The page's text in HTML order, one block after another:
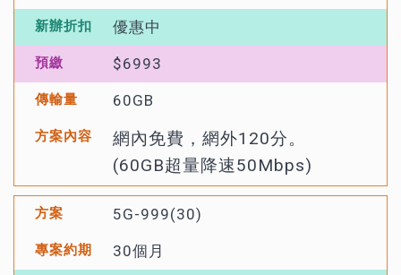
優惠中
$6993
60GB
網內免費，網外120分。
(60GB超量降速50Mbps)
5G-999(30)
30個月